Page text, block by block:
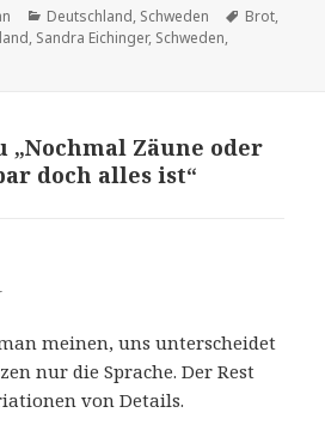
Kategorien
Deutschland, Schweden Brot,
, Sandra Eichinger, Schweden,
„Nochmal Zäune oder
doch alles ist“
meinen, uns unterscheidet
nur die Sprache. Der Rest
von Details.